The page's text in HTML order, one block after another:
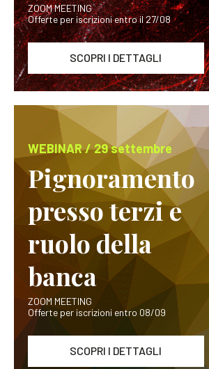
ZOOM MEETING
Offerte per iscrizioni entro il 27/08
SCOPRI I DETTAGLI
WEBINAR / 29 settembre
Pignoramento
presso terzi e
ruolo della
banca
ZOOM MEETING
Offerte per iscrizioni entro 08/09
SCOPRI I DETTAGLI